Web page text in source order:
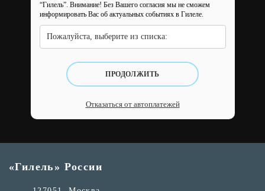
“Гилель”. Внимание! Без Вашего согласия мы не сможем
информировать Вас об актуальных событиях в Гилеле.
Пожалуйста, выберите из списка:
ПРОДОЛЖИТЬ
Отказаться от автоплатежей
«Гилель» России